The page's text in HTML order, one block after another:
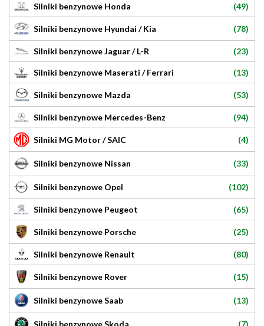
Silniki benzynowe Honda (49)
Silniki benzynowe Hyundai / Kia (78)
Silniki benzynowe Jaguar / L-R (23)
Silniki benzynowe Maserati / Ferrari (13)
Silniki benzynowe Mazda (53)
Silniki benzynowe Mercedes-Benz (94)
Silniki MG Motor / SAIC (4)
Silniki benzynowe Nissan (33)
Silniki benzynowe Opel (102)
Silniki benzynowe Peugeot (65)
Silniki benzynowe Porsche (25)
Silniki benzynowe Renault (80)
Silniki benzynowe Rover (15)
Silniki benzynowe Saab (13)
Silniki benzynowe Skoda (7)